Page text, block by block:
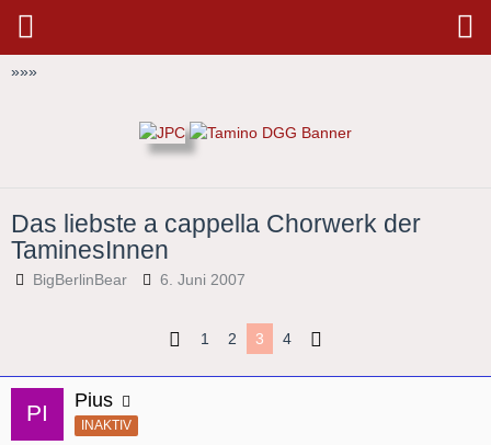
»»»
Das liebste a cappella Chorwerk der
TaminesInnen
BigBerlinBear 6. Juni 2007
1 2 3 4
Pius
INAKTIV